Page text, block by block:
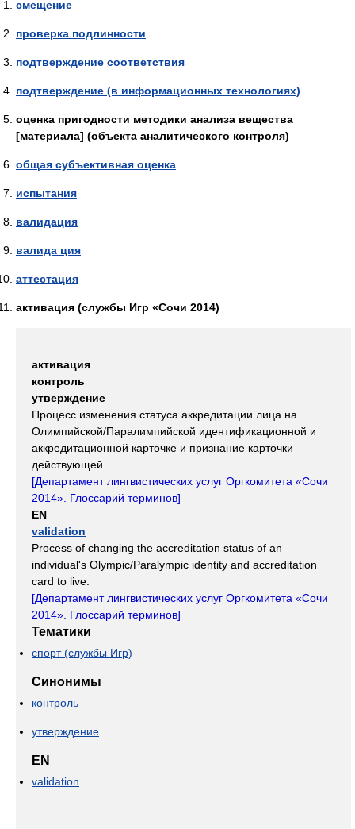
смещение
проверка подлинности
подтверждение соответствия
подтверждение (в информационных технологиях)
оценка пригодности методики анализа вещества
[материала] (объекта аналитического контроля)
общая субъективная оценка
испытания
валидация
валида ция
аттестация
активация (службы Игр «Сочи 2014)
активация
контроль
утверждение
Процесс изменения статуса аккредитации лица на
Олимпийской/Паралимпийской идентификационной и
аккредитационной карточке и признание карточки
действующей.
[Департамент лингвистических услуг Оргкомитета «Сочи
2014». Глоссарий терминов]
EN
validation
Process of changing the accreditation status of an
individual's Olympic/Paralympic identity and accreditation
card to live.
[Департамент лингвистических услуг Оргкомитета «Сочи
2014». Глоссарий терминов]
Тематики
спорт (службы Игр)
Синонимы
контроль
утверждение
EN
validation